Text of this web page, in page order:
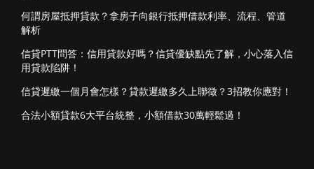
何謂房屋抵押貸款？拿房子向銀行抵押借款利率、流程、管道
解析
信貸PTT問答：信用貸款好嗎？信貸優缺點先了解，小心落入信
用貸款陷阱！
信貸遲繳一個月會怎樣？貸款遲繳多久上聯徵？3招教你應對！
合法小額貸款6大平台統整，小額借款30萬輕鬆過！